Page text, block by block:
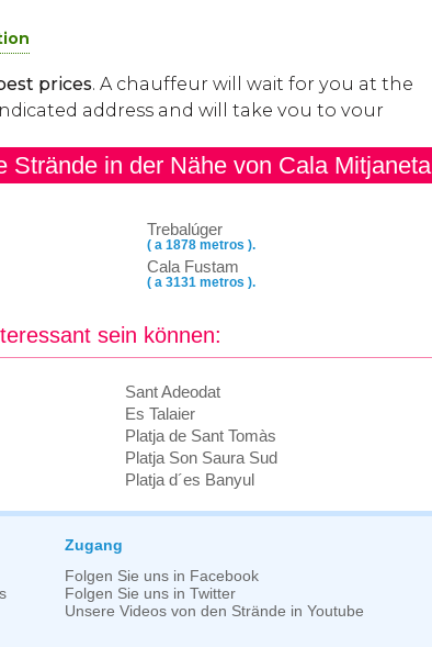
Strände in der Nähe von Cala Mitjaneta
Trebalúger
( a 1878 metros ).
Cala Fustam
( a 3131 metros ).
sein können:
Sant Adeodat
Es Talaier
Platja de Sant Tomàs
Platja Son Saura Sud
Platja d´es Banyul
Zugang
Folgen Sie uns in Facebook
Folgen Sie uns in Twitter
Unsere Videos von den Strände in Youtube